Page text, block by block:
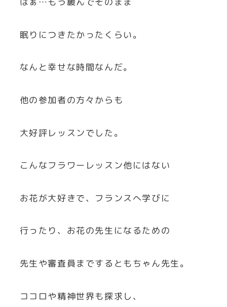
眠りにつきたかったくらい。
なんと幸せな時間なんだ。
他の参加者の方々からも
大好評レッスンでした。
こんなフラワーレッスン他にはない
お花が大好きで、フランスへ学びに
行ったり、お花の先生になるための
先生や審査員までするともちゃん先生。
ココロや精神世界も探求し、